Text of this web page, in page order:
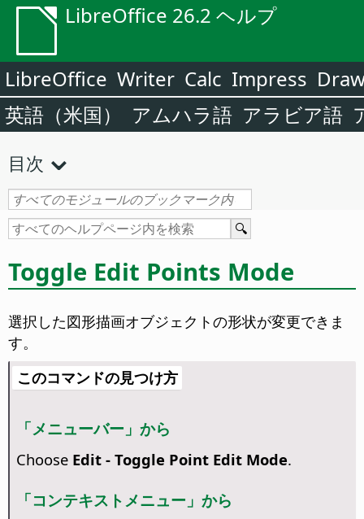
LibreOffice 26.2 ヘルプ
LibreOffice Writer Calc Impress
英語（米国）
アムハラ語 アラビア語
目次
Toggle Edit Points Mode
選択した図形描画オブジェクトの形状が変更できま
す。
このコマンドの見つけ方
「メニューバー」から
Choose Edit - Toggle Point Edit Mode.
「コンテキストメニュー」から